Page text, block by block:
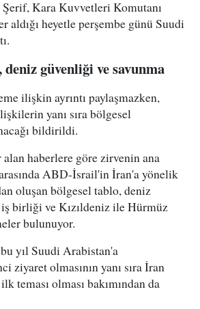
Şerif, Kara Kuvvetleri Komutanı
aldığı heyetle perşembe günü Suudi
güvenliği ve savunma
ilişkin ayrıntı paylaşmazken,
yanı sıra bölgesel
bildirildi.
alan haberlere göre zirvenin ana
ABD-İsrail'in İran'a yönelik
oluşan bölgesel tablo, deniz
birliği ve Kızıldeniz ile Hürmüz
bulunuyor.
yıl Suudi Arabistan'a
ziyaret olmasının yanı sıra İran
teması olması bakımından da